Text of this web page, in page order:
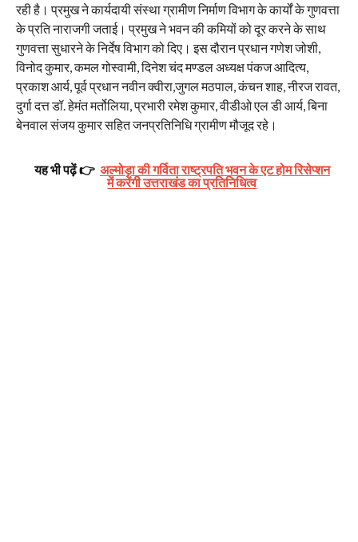
रही है। प्रमुख ने कार्यदायी संस्था ग्रामीण निर्माण विभाग के कार्यों के गुणवत्ता
के प्रति नाराजगी जताई। प्रमुख ने भवन की कमियों को दूर करने के साथ
गुणवत्ता सुधारने के निर्देष विभाग को दिए। इस दौरान प्रधान गणेश जोशी,
विनोद कुमार, कमल गोस्वामी, दिनेश चंद मण्डल अध्यक्ष पंकज आदित्य,
प्रकाश आर्य, पूर्व प्रधान नवीन क्वीरा,जुगल मठपाल, कंचन शाह, नीरज रावत,
दुर्गा दत्त डॉ. हेमंत मर्तोलिया, प्रभारी रमेश कुमार, वीडीओ एल डी आर्य, बिना
बेनवाल संजय कुमार सहित जनप्रतिनिधि ग्रामीण मौजूद रहे।
यह भी पढ़ें 👉 अल्मोड़ा की गर्विता राष्ट्रपति भवन के एट होम रिसेप्शन
में करेंगी उत्तराखंड का प्रतिनिधित्व